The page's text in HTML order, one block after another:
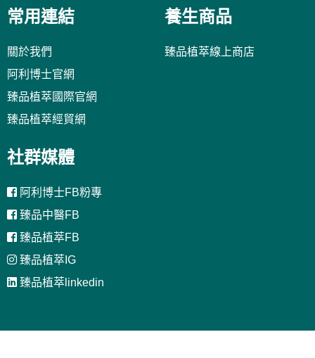
常用連結
關於我們
阿利博士官網
臻品植萃國際官網
臻品植萃經貿網
養生商品
臻品植萃線上商店
社群媒體
阿利博士FB粉專
臻品中醫FB
臻品植萃FB
臻品植萃IG
臻品植萃linkedin